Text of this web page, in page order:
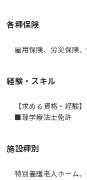
各種保険
雇用保険、労災保険
経験・スキル
【求める資格・経験】
■理学療法士免許
施設種別
特別養護老人ホーム